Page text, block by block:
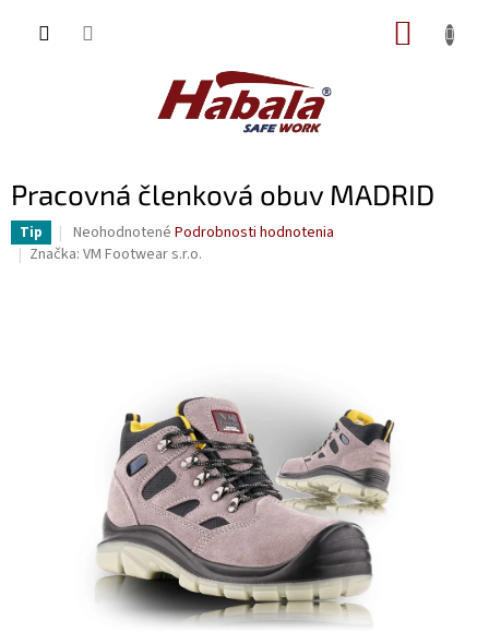
Pracovná členková obuv MADRID
Tip
Priemerné
hodnotenie
Neohodnotené Podrobnosti hodnotenia
Značka: VM Footwear s.r.o.